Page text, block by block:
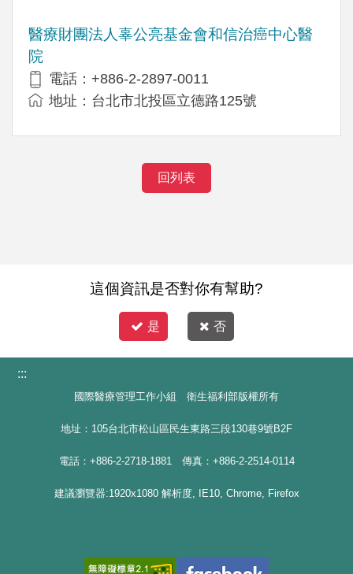
醫療財團法人辜公亮基金會和信治癌中心醫
院
電話：+886-2-2897-0011
地址：台北市北投區立德路125號
回列表
這個資訊是否對你有幫助?
是 否
:::
國際醫療管理工作小組 衛生福利部版權所有
地址：105台北市松山區民生東路三段130巷9號B2F
電話：+886-2-2718-1881 傳真：+886-2-2514-0114
建議瀏覽器:1920x1080 解析度, IE10, Chrome, Firefox